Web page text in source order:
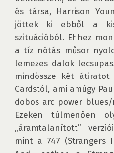
és társa, Harrison
jöttek ki ebből a
szituációból. Ehhez
a tíz nótás műsor
lemezes dalok
mindössze két
Cardstól, ami amúgy
dobos arc power
Ezeken túlmenően
„áramtalanított”
mint a 747 (Strangers